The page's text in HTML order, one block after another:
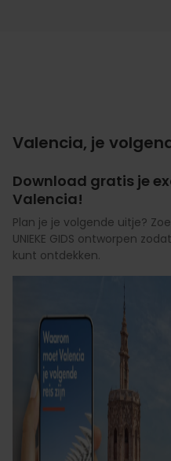
Valencia, je
Download gratis je
Valencia!
Plan je je volgende uitje?
UNIEKE GIDS ontworpen
kunt ontdekken.